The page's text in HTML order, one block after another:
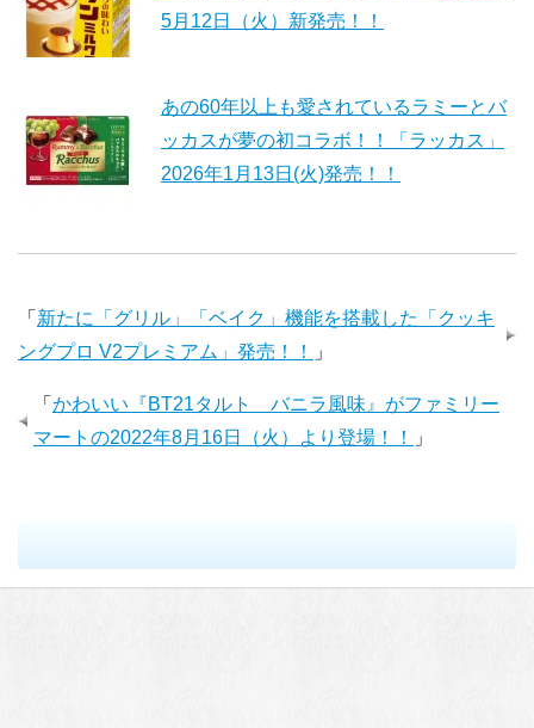
5月12日（火）新発売！！
あの60年以上も愛されているラミーとバ
ッカスが夢の初コラボ！！「ラッカス」
2026年1月13日(火)発売！！
「 新たに「グリル」「ベイク」機能を搭載した「クッキ
ングプロ V2プレミアム」発売！！
」
「 かわいい『BT21タルト バニラ風味』がファミリー
マートの2022年8月16日（火）より登場！！
」